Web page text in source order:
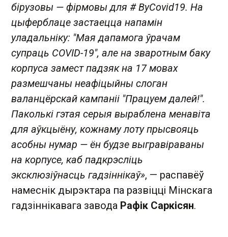
бірузовы — фірмовы для # ByCovid19. На
цыферблаце застаецца напамін
уладальніку: "Мая дапамога ўрачам
супраць COVID-19", але на зваротным баку
корпуса замест падзяк на 17 мовах
размешчаны неафіцыйны слоган
валанцёрскай кампаніі "Працуем далей!".
Паколькі гэтая серыя выраблена менавіта
для аўкцыёну, кожнаму лоту прысвояць
асобны нумар — ён будзе выгравіраваны
на корпусе, каб падкрэсліць
эксклюзіўнасць гадзіннікаў», — распавёў
намеснік дырэктара па развіцці Мінскага
гадзіннікавага завода Рафік Саркісян.